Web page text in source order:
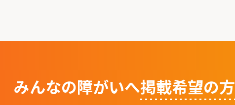
みんなの障がいへ掲載希望の⽅